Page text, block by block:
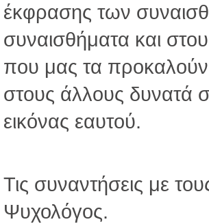
έκφρασης των
συναισθήματα και
που μας τα προκαλούν.
στους άλλους δυνατά
εικόνας εαυτού.
Τις συναντήσεις με
Ψυχολόγος.